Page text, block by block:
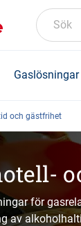
Sök
Gaslösningar
och gästfrihet
för
av